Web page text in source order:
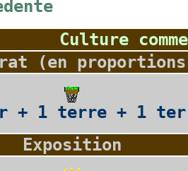
Culture
(en
+ 1 terre + 1
Exposition